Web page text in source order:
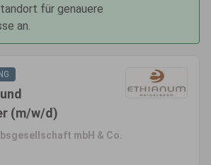
für genauere
an.
(m/w/d)
mbH & Co.